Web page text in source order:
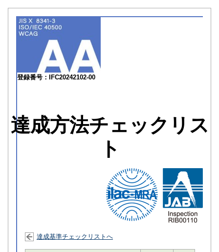
登録番号：IFC20242102-00
達成方法チェックリス
ト
達成基準チェックリストへ